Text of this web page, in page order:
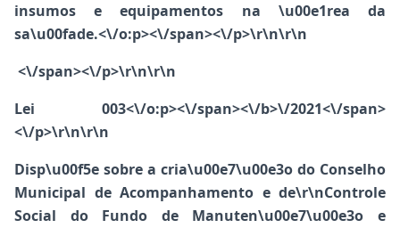
insumos e equipamentos na \u00e1rea da
sa\u00fade.<\/o:p><\/span><\/p>\r\n\r\n
<\/span><\/p>\r\n\r\n
Lei 003<\/o:p><\/span><\/b>\/2021<\/span>
<\/p>\r\n\r\n
Disp\u00f5e sobre a cria\u00e7\u00e3o do Conselho
Municipal de Acompanhamento e de\r\nControle
Social do Fundo de Manuten\u00e7\u00e3o e